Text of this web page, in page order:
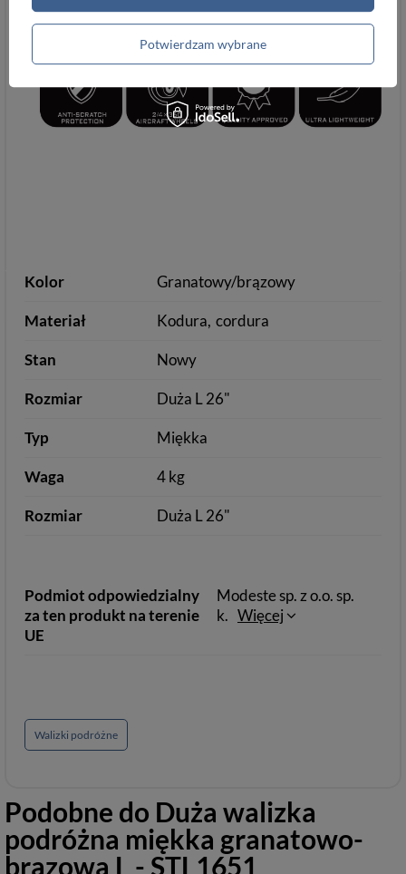
Kolor Granatowy/brązowy
Materiał Kodura cordura
Stan Nowy
Rozmiar Duża L 26"
Typ Miękka
Waga 4 kg
Rozmiar Duża L 26"
Podmiot odpowiedzialny
za ten produkt na terenie
UE
Modeste sp. z o.o. sp.
k. Więcej
Walizki podróżne
Podobne do Duża walizka
podróżna miękka granatowo-
brązowa L - STL1651
Potwierdzam wybrane